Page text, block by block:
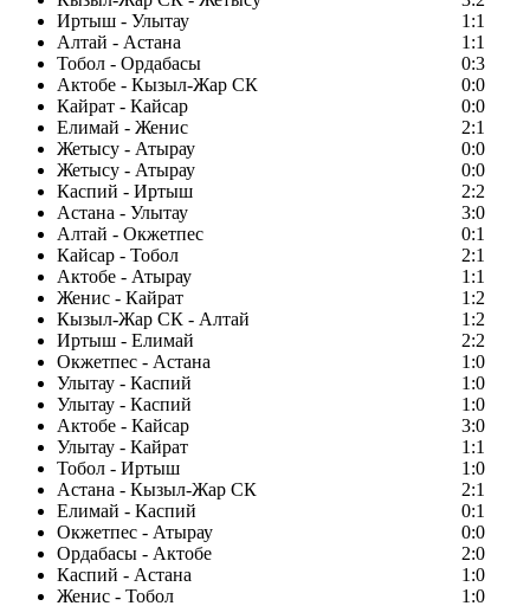
Иртыш - Улытау
1:1
Алтай - Астана
1:1
Тобол - Ордабасы
0:3
Актобе - Кызыл-Жар СК
0:0
Кайрат - Кайсар
0:0
Елимай - Женис
2:1
Жетысу - Атырау
0:0
Жетысу - Атырау
0:0
Каспий - Иртыш
2:2
Астана - Улытау
3:0
Алтай - Окжетпес
0:1
Кайсар - Тобол
2:1
Актобе - Атырау
1:1
Женис - Кайрат
1:2
Кызыл-Жар СК - Алтай
1:2
Иртыш - Елимай
2:2
Окжетпес - Астана
1:0
Улытау - Каспий
1:0
Улытау - Каспий
1:0
Актобе - Кайсар
3:0
Улытау - Кайрат
1:1
Тобол - Иртыш
1:0
Астана - Кызыл-Жар СК
2:1
Елимай - Каспий
0:1
Окжетпес - Атырау
0:0
Ордабасы - Актобе
2:0
Каспий - Астана
1:0
Женис - Тобол
1:0